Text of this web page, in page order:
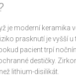
je moderní keramika
prasknutí je vyšší u
pacient trpí
destičky.
lithium-disilikát.